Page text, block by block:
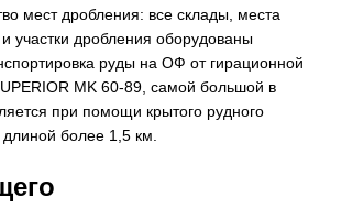
мест дробления: все склады, места
участки дробления оборудованы
руды на ОФ от гирационной
MK 60-89, самой большой в
при помощи крытого рудного
более 1,5 км.